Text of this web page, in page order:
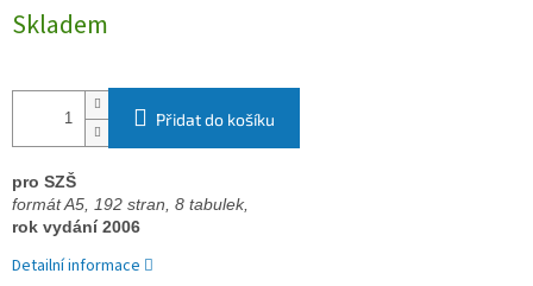
cena:
Skladem
Přidat do košíku
pro SZŠ
formát A5, 192 stran, 8 tabulek,
rok vydání 2006
Detailní informace